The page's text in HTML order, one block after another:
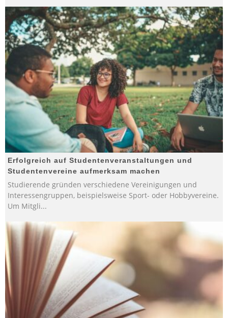
Erfolgreich auf Studentenveranstaltungen und
Studentenvereine aufmerksam machen
Studierende gründen verschiedene Vereinigungen und
Interessengruppen, beispielsweise Sport- oder Hobbyvereine.
Um Mitgli...